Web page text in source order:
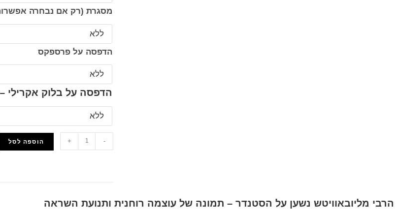
מסגרת (רק אם נבחרה
הדפסה על פרספקס
הדפסה על בלוק אקרילי
-
+ הוספה לסל
הרבי מליובאוויטש נשען על הסטנדר – תמונה של עוצמה רוחנית ותנועת השראה